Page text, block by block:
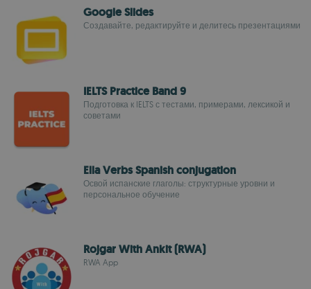
Google Slides
Создавайте, редактируйте и делитесь презентациями
IELTS Practice Band 9
Подготовка к IELTS с тестами, примерами, лексикой и
советами
Ella Verbs Spanish conjugation
Освой испанские глаголы: структурные уровни и
персональное обучение
Rojgar With Ankit (RWA)
RWA App